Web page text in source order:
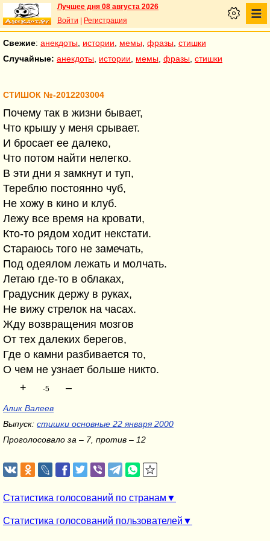
Лучшее дня 08 августа 2026
Войти
Регистрация
Свежие: анекдоты истории мемы фразы стишки
Случайные: анекдоты истории мемы фразы стишки
СТИШОК №-2012203004
Почему так в жизни бывает,
Что крышу у меня срывает.
И бросает ее далеко,
Что потом найти нелегко.
В эти дни я замкнут и туп,
Тереблю постоянно чуб,
Не хожу в кино и клуб.
Лежу все время на кровати,
Кто-то рядом ходит некстати.
Стараюсь того не замечать,
Под одеялом лежать и молчать.
Летаю где-то в облаках,
Градусник держу в руках,
Не вижу стрелок на часах.
Жду возвращения мозгов
От тех далеких берегов,
Где о камни разбивается то,
О чем не узнает больше никто.
+
-5 –
Алик Валеев
Выпуск: стишки основные 22 января 2000
Проголосовало за – 7, против – 12
Статистика голосований по странам
Статистика голосований пользователей